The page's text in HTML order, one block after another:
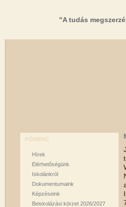
"A tudás
FŐMENÜ
Hírek
Elérhetőségünk
Iskolánkról
Dokumentumaink
Képzéseink
Beiskolázási körzet 2026/2027